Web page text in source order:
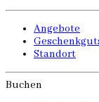
Angebote
Standort
Buchen